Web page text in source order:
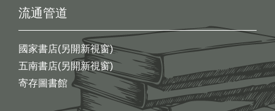
流通管道
國家書店(另開新視窗)
五南書店(另開新視窗)
寄存圖書館